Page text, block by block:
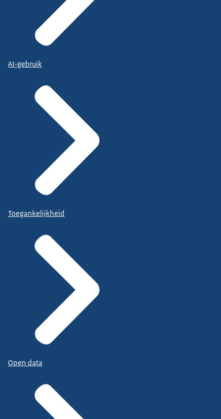
AI-gebruik
Toegankelijkheid
Open data